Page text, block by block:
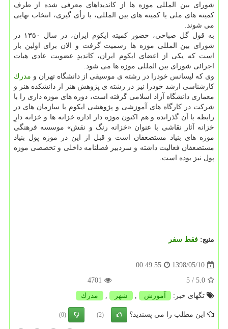
شورای بین المللی موزه ها از كاندیداهای معرفی شده از طرف
كمیته های ملی یا كمیته های بین المللی، با رأی گیری، انتخاب نهایی
می شوند.
به قول گل صباحی، حضور كمیته ایكوم ایران، در سال ۱۳۵۰ در
شورای بین المللی موزه ها رسمیت گرفت و الان برای اولین بار
است كه یكی از اعضای ایكوم ایران، كاندیدِ عضویت عادی هیات
اجرائی شورای بین المللی موزه ها می شود.
وی كه لیسانس خودرا در رشته ی موسیقی از دانشگاه تهران و مدرك
كارشناسی ارشد خودرا نیز در رشته ی پژوهش هنر از دانشكده هنر و
معماری دانشگاه آزاد اسلامی گرفته است، دوره های موزه داری را با
شركت در كارگاه های آموزشی و پژوهشی ایكوم یا سازمان های در
رابطه با آن گذرانده و هم اكنون موزه دار اداره خزانه ها و خزانه دارِ
خزانه آثار نقاشی با عنوان «خزانه رنگ و نقش» موسسه فرهنگی
موزه های بنیاد مستضعفان است و قبل از این در موزه پول بنیاد
مستضعفان فعالیت داشته و سردبیر فصلنامه داخلی و تخصصی موزه
پول نیز بوده است.
منبع: فقط سفر
1398/05/10
00:49:55
5.0
/ 5
4701
تگهای خبر:
آموزش , شهر , مدرك
این مطلب را می پسندید؟ (2)
(0)